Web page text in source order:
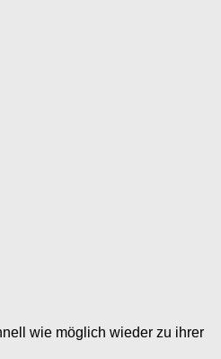
wie möglich wieder zu ihrer